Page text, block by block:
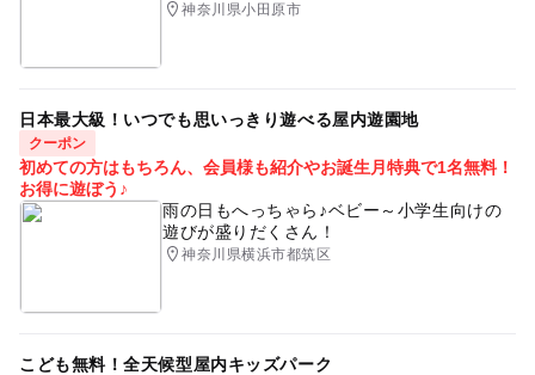
神奈川県小田原市
日本最大級！いつでも思いっきり遊べる屋内遊園地
クーポン
初めての方はもちろん、会員様も紹介やお誕生月特典で1名無料！
お得に遊ぼう♪
雨の日もへっちゃら♪ベビー～小学生向けの
遊びが盛りだくさん！
神奈川県横浜市都筑区
こども無料！全天候型屋内キッズパーク